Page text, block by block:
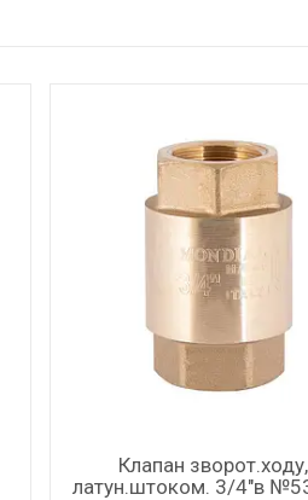
Клапан
латун.штоком. 3/4"в